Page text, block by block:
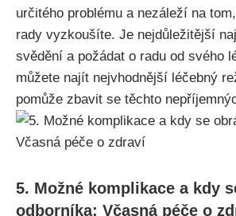
určitého problému a nezáleží na
⁢rady vyzkoušíte. Je nejdůležitější
⁢svědění a požádat o radu od svého⁣
můžete najít nejvhodnější léčebný
pomůže zbavit se těchto
5. Možné komplikace a kdy
odborníka: Včasná péče o